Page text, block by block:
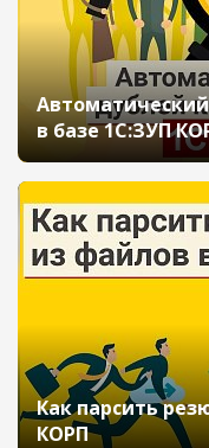
в базе 1С:ЗУП
Как парсить
КОРП